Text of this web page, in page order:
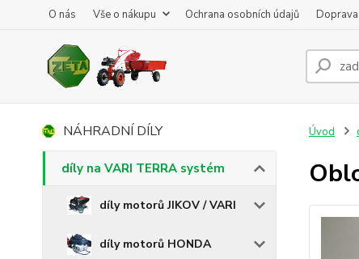
O nás Vše o nákupu Ochrana osobních údajů
NÁHRADNÍ DÍLY
díly na VARI TERRA systém
díly motorů JIKOV / VARI
díly motorů HONDA
Úvod